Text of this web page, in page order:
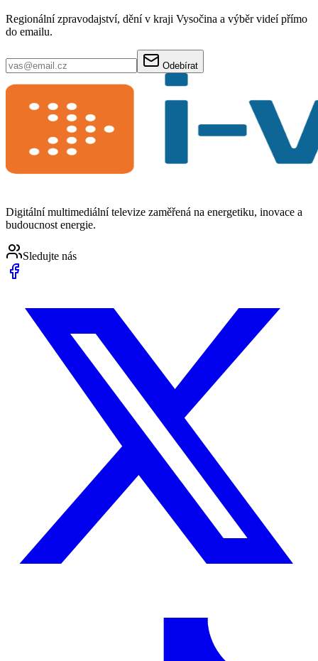
Regionální zpravodajství, dění v kraji Vysočina a výběr videí přímo
do emailu.
Odebírat
Digitální multimediální televize zaměřená na energetiku, inovace a
budoucnost energie.
Sledujte nás